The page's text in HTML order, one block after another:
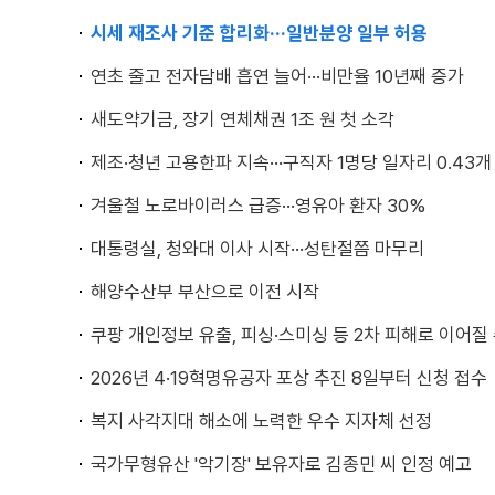
시세 재조사 기준 합리화···일반분양 일부 허용
연초 줄고 전자담배 흡연 늘어···비만율 10년째 증가
새도약기금, 장기 연체채권 1조 원 첫 소각
제조·청년 고용한파 지속···구직자 1명당 일자리 0.43개
겨울철 노로바이러스 급증···영유아 환자 30%
대통령실, 청와대 이사 시작···성탄절쯤 마무리
해양수산부 부산으로 이전 시작
쿠팡 개인정보 유출, 피싱·스미싱 등 2차 피해로 이어
2026년 4·19혁명유공자 포상 추진 8일부터 신청 접수
복지 사각지대 해소에 노력한 우수 지자체 선정
국가무형유산 '악기장' 보유자로 김종민 씨 인정 예고